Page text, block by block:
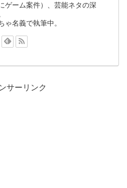
ゲーム案件）、芸能ネタの深
ゃ名義で執筆中。
サーリンク